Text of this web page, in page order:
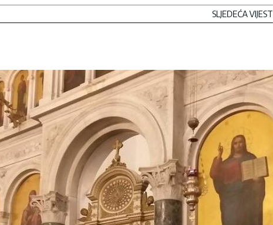
SLJEDEĆA VIJEST